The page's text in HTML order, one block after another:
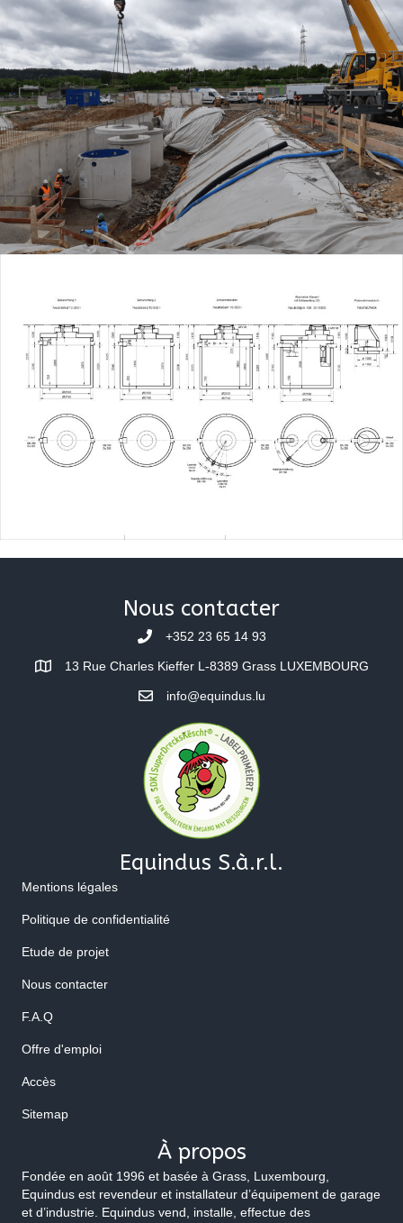
Nous contacter
+352 23 65 14 93
13 Rue Charles Kieffer L-8389 Grass LUXEMBOURG
info@equindus.lu
Equindus S.à.r.l.
Mentions légales
Politique de confidentialité
Etude de projet
Nous contacter
F.A.Q
Offre d'emploi
Accès
Sitemap
À propos
Fondée en août 1996 et basée à Grass, Luxembourg,
Equindus est revendeur et installateur d’équipement de garage
et d’industrie. Equindus vend, installe, effectue des